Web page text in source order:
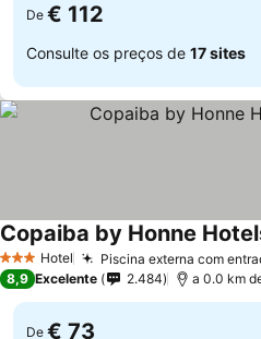
De € 112
Consulte os preços de 17 sites
3 EstrelasHotel Piscina externa com
Copaiba by Honne
8,9 Excelente 2.484 a 0.0 km
De € 73